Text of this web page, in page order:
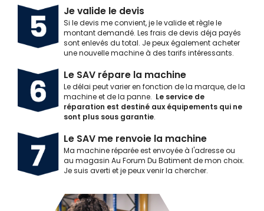
Je valide le devis
Si le devis me convient, je le valide et règle le
montant demandé. Les frais de devis déja payés
sont enlevés du total. Je peux également acheter
une nouvelle machine à des tarifs intéressants.
Le SAV répare la machine
Le délai peut varier en fonction de la marque, de la
machine et de la panne. Le service de
réparation est destiné aux équipements qui ne
sont plus sous garantie.
Le SAV me renvoie la machine
Ma machine réparée est envoyée à l'adresse ou
au magasin Au Forum Du Batiment de mon choix.
Je suis averti et je peux venir la chercher.